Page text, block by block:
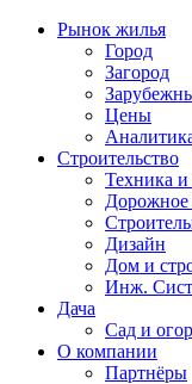
Рынок жилья
Город
Загород
Цены
Строительство
Техника и
Дорожное
Дизайн
Дом и
Инж.
Дача
Сад и
О компании
Партнёры